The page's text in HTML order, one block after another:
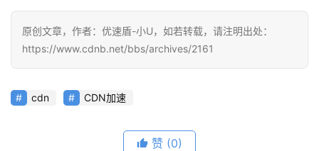
原创文章，作者：优速盾-小U，如若转载，请注明出处：
https://www.cdnb.net/bbs/archives/2161
cdn CDN加速
赞 (0)